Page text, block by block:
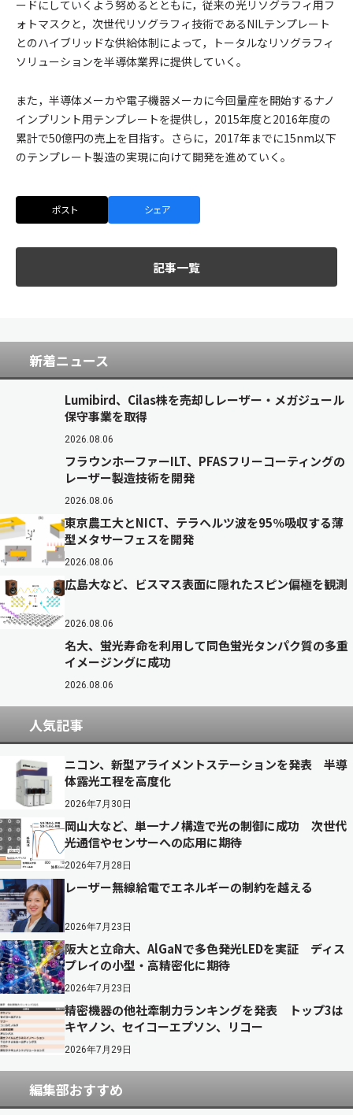
ードにしていくよう努めるとともに，従来の光リソグラフィ用フ
ォトマスクと，次世代リソグラフィ技術であるNILテンプレート
とのハイブリッドな供給体制によって，トータルなリソグラフィ
ソリューションを半導体業界に提供していく。
また，半導体メーカや電子機器メーカに今回量産を開始するナノ
インプリント用テンプレートを提供し，2015年度と2016年度の
累計で50億円の売上を目指す。さらに，2017年までに15nm以下
のテンプレート製造の実現に向けて開発を進めていく。
ポスト シェア
記事一覧
新着ニュース
Lumibird、Cilas株を売却しレーザー・メガジュール
保守事業を取得
2026.08.06
フラウンホーファーILT、PFASフリーコーティングの
レーザー製造技術を開発
2026.08.06
東京農工大とNICT、テラヘルツ波を95％吸収する薄
型メタサーフェスを開発
2026.08.06
広島大など、ビスマス表面に隠れたスピン偏極を観測
2026.08.06
名大、蛍光寿命を利用して同色蛍光タンパク質の多重
イメージングに成功
2026.08.06
人気記事
ニコン、新型アライメントステーションを発表 半導
体露光工程を高度化
2026年7月30日
岡山大など、単一ナノ構造で光の制御に成功 次世代
光通信やセンサーへの応用に期待
2026年7月28日
レーザー無線給電でエネルギーの制約を越える
2026年7月23日
阪大と立命大、AlGaNで多色発光LEDを実証 ディス
プレイの小型・高精密化に期待
2026年7月23日
精密機器の他社牽制力ランキングを発表 トップ3は
キヤノン、セイコーエプソン、リコー
2026年7月29日
編集部おすすめ